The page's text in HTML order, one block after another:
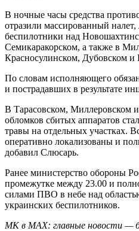
В ночные часы средства
отразили массированный
беспилотники над
Семикаракорском, а также в
Красносулинском, Дубовском
По словам исполняющего
и пострадавших в результате
В Тарасовском, Миллеровском
обломков сбитых аппаратов
травы на отдельных участках.
оперативно локализованы и
добавил Слюсарь.
Ранее министерство обороны
промежутке между 23.00 и
силами ПВО в небе над
украинских беспилотников.
МК в MAX: главные новости —